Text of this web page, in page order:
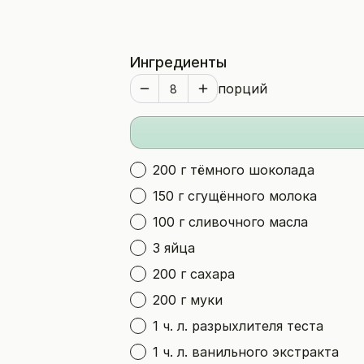
Ингредиенты
порций
200 г тёмного шоколада
150 г сгущённого молока
100 г сливочного масла
3 яйца
200 г сахара
200 г муки
1 ч. л. разрыхлителя теста
1 ч. л. ванильного экстракта